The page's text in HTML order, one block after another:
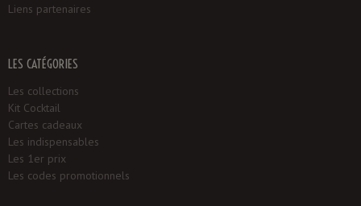
Liens partenaires
LES CATÉGORIES
Les collections
Kit Cocktail
Cartes cadeaux
Les indispensables
Les 1er prix
Les codes promotionnels